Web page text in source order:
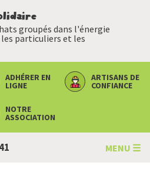
groupés dans l'énergie
particuliers et les
ADHÉRER EN
LIGNE
ARTISANS DE
CONFIANCE
NOTRE
ASSOCIATION
MENU ☰